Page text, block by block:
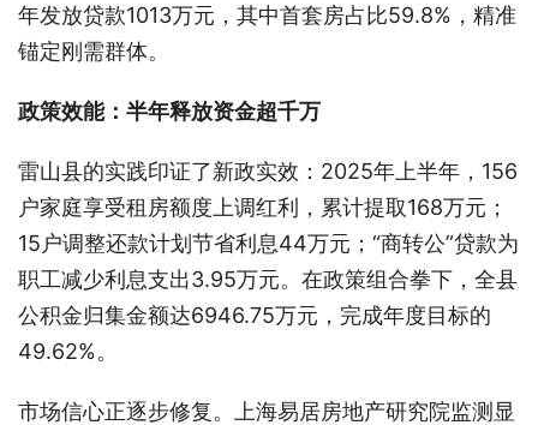
年发放贷款1013万元，其中首套房占比59.8%，精准
锚定刚需群体。
政策效能：半年释放资金超千万
雷山县的实践印证了新政实效：2025年上半年，156
户家庭享受租房额度上调红利，累计提取168万元；
15户调整还款计划节省利息44万元；“商转公”贷款为
职工减少利息支出3.95万元。在政策组合拳下，全县
公积金归集金额达6946.75万元，完成年度目标的
49.62%。
市场信心正逐步修复。上海易居房地产研究院监测显